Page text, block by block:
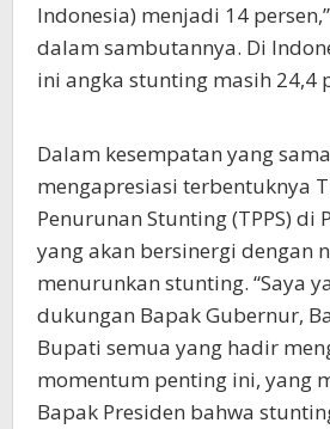
Indonesia) menjadi 14
dalam sambutannya. Di
ini angka stunting masih 24,4
Dalam kesempatan yang
mengapresiasi terbentuknya
Penurunan Stunting (TPPS) di
yang akan bersinergi dengan
menurunkan stunting. “Saya
dukungan Bapak Gubernur,
Bupati semua yang hadir
momentum penting ini, yang
Bapak Presiden bahwa